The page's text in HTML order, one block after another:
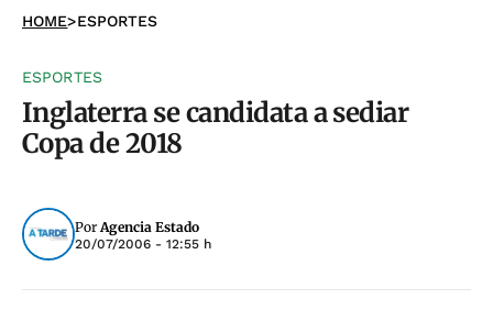
HOME>ESPORTES
ESPORTES
Inglaterra se candidata a sediar
Copa de 2018
PorAgencia Estado
20/07/2006 - 12:55 h